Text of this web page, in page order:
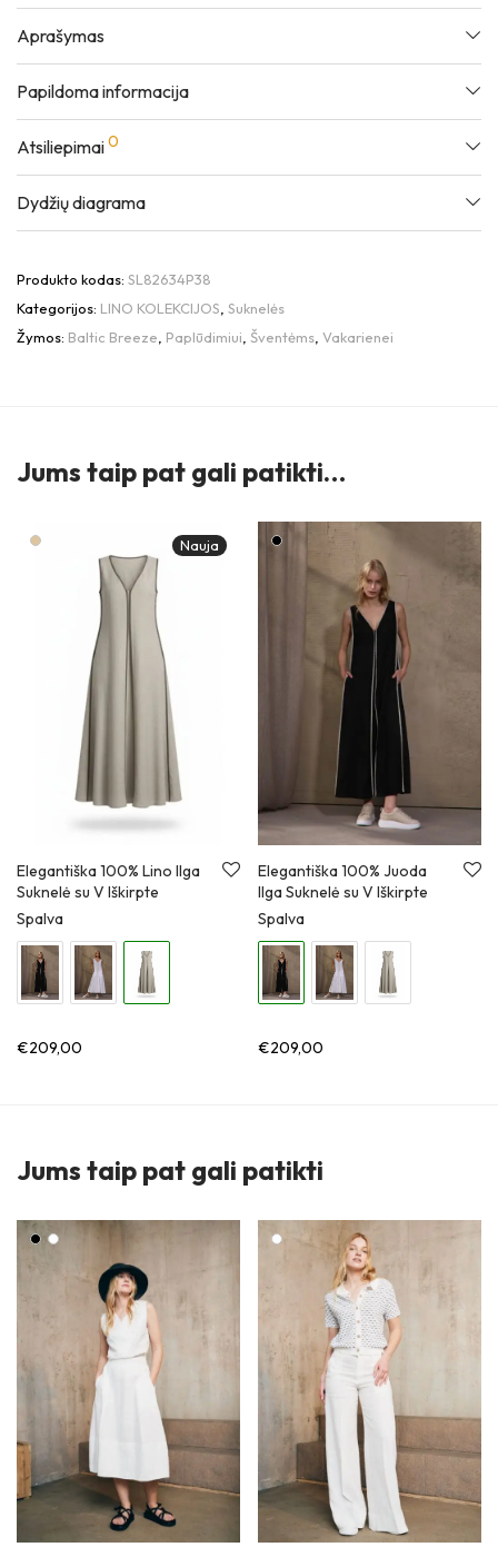
Aprašymas
Papildoma informacija
Atsiliepimai0
Dydžių diagrama
Produkto kodas: SL82634P38
Kategorijos: LINO KOLEKCIJOS, Suknelės
Žymos: Baltic Breeze, Paplūdimiui, Šventėms, Vakarienei
Jums taip pat gali patikti…
Nauja
Elegantiška 100% Lino Ilga
Suknelė su V Iškirpte
Spalva
€209,00
Elegantiška 100% Juoda
Ilga Suknelė su V Iškirpte
Spalva
€209,00
Jums taip pat gali patikti